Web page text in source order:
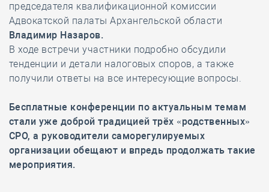
председателя квалификационной комиссии
Адвокатской палаты Архангельской области
Владимир Назаров.
В ходе встречи участники подробно обсудили
тенденции и детали налоговых споров, а также
получили ответы на все интересующие вопросы.
Бесплатные конференции по актуальным темам
стали уже доброй традицией трёх «родственных»
СРО, а руководители саморегулируемых
организации обещают и впредь продолжать такие
мероприятия.